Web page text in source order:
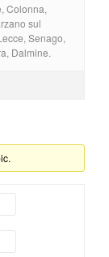
Colonna,
sul
Senago,
Dalmine.